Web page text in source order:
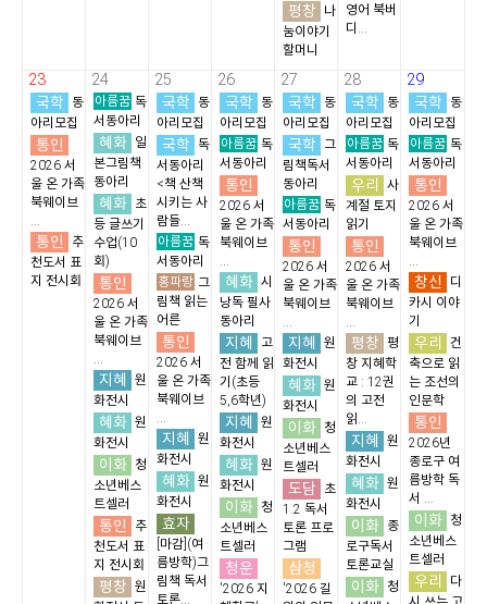
평창
나
눔이야기
할머니
영어 북버
디...
23
국학
동
아리모집
통인
2026 서
울 온 가족
북웨이브
...
통인
추
천도서 표
지 전시회
24
아름꿈 독
서동아리
혜화
일
본그림책
동아리
혜화
초
등 글쓰기
수업(10
회)
통인
2026 서
울 온 가족
북웨이브
...
지혜
원
화전시
혜화 원
화전시
이화
청
소년베스
트셀러
통인
추
천도서 표
지 전시회
평창 원
25
국학
동
아리모집
국학
독
서동아리
<책 산책
시키는 사
람들...
아름꿈 독
서동아리
홍파랑 그
림책 읽는
어른
통인
2026 서
울 온 가족
북웨이브
...
지혜
원
화전시
혜화 원
화전시
효자
[마감](여
름방학)그
림책 독서
토론...
26
국학
동
아리모집
아름꿈 독
서동아리
통인
2026 서
울 온 가족
북웨이브
...
혜화 시
낭독 필사
동아리
지혜
고
전 함께 읽
기(초등
5,6학년)
지혜
원
화전시
혜화 원
화전시
이화
청
소년베스
트셀러
청운
'2026 지
27
국학
동
아리모집
국학
그
림책독서
동아리
아름꿈 독
서동아리
통인
2026 서
울 온 가족
북웨이브
...
지혜
원
화전시
혜화 원
화전시
이화
청
소년베스
트셀러
도담
초
1.2 독서
토론 프로
그램
삼청
'2026 길
28
국학
동
아리모집
아름꿈 독
서동아리
우리
사
계절 토지
읽기
통인
2026 서
울 온 가족
북웨이브
...
평창 평
창 지혜학
교 : 12권
의 고전
읽...
지혜
원
화전시
혜화 원
화전시
이화
종
로구독서
토론교실
이화
청
29
국학
동
아리모집
아름꿈 독
서동아리
통인
2026 서
울 온 가족
북웨이브
...
창신
디
카시 이야
기
우리
건
축으로 읽
는 조선의
인문학
통인
2026년
종로구 여
름방학 독
서 ...
이화
청
소년베스
트셀러
우리
다